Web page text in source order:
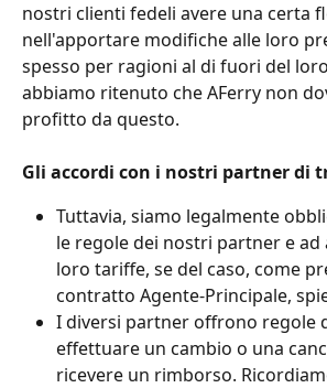
nostri clienti fedeli avere una certa
nell'apportare modifiche alle loro
spesso per ragioni al di fuori del
abbiamo ritenuto che AFerry non
profitto da questo.
Gli accordi con i nostri partner di
Tuttavia, siamo legalmente
le regole dei nostri partner e ad
loro tariffe, se del caso, come
contratto Agente-Principale,
I diversi partner offrono regole
effettuare un cambio o una
ricevere un rimborso.